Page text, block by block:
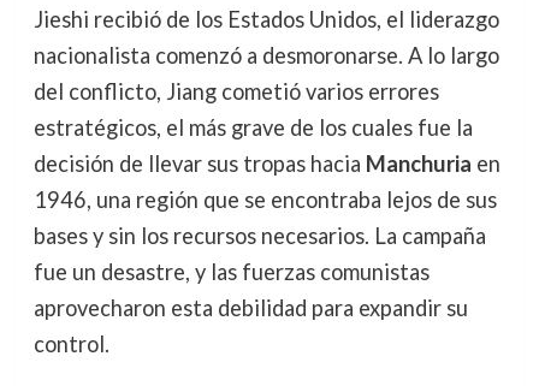
Jieshi recibió de los Estados Unidos, el liderazgo
nacionalista comenzó a desmoronarse. A lo largo
del conflicto, Jiang cometió varios errores
estratégicos, el más grave de los cuales fue la
decisión de llevar sus tropas hacia Manchuria en
1946, una región que se encontraba lejos de sus
bases y sin los recursos necesarios. La campaña
fue un desastre, y las fuerzas comunistas
aprovecharon esta debilidad para expandir su
control.